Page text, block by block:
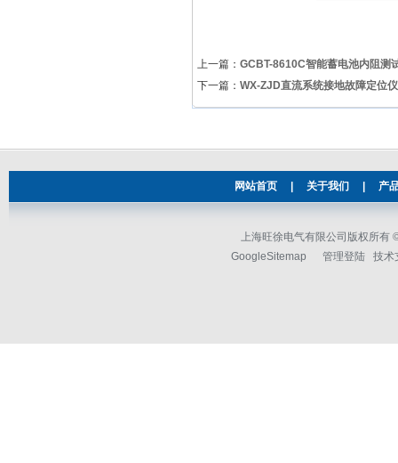
上一篇： GCBT-8610C智能蓄电池内阻测
下一篇： WX-ZJD直流系统接地故障定位仪
网站首页 关于我们 产
上海旺徐电气有限公司版权所有
GoogleSitemap
管理登陆 技术